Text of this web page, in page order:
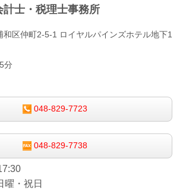
士・税理士事務所
和区仲町2-5-1 ロイヤルパインズホテル地下1
分
048-829-7723
048-829-7738
曜・祝日